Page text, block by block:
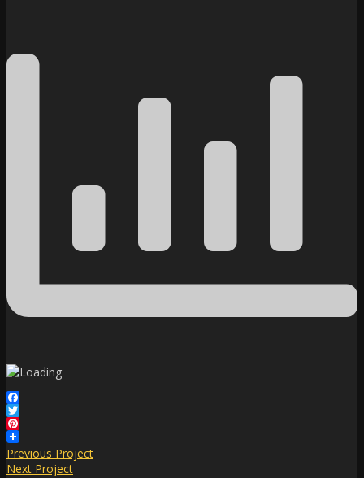
Facebook
Twitter
Pinterest
Previous Project
Next Project